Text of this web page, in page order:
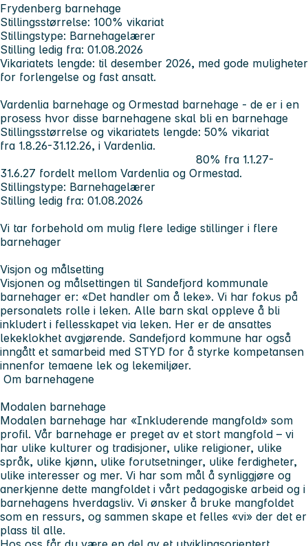
Frydenberg barnehage
Stillingsstørrelse: 100% vikariat
Stillingstype: Barnehagelærer
Stilling ledig fra: 01.08.2026
Vikariatets lengde: til desember 2026, med gode muligheter
for forlengelse og fast ansatt.
Vardenlia barnehage og Ormestad barnehage - de er i en
prosess hvor disse barnehagene skal bli en barnehage
Stillingsstørrelse og vikariatets lengde: 50% vikariat
fra 1.8.26-31.12.26, i Vardenlia.
80% fra 1.1.27-
31.6.27 fordelt mellom Vardenlia og Ormestad.
Stillingstype: Barnehagelærer
Stilling ledig fra: 01.08.2026
Vi tar forbehold om mulig flere ledige stillinger i flere
barnehager
Visjon og målsetting
Visjonen og målsettingen til Sandefjord kommunale
barnehager er: «Det handler om å leke». Vi har fokus på
personalets rolle i leken. Alle barn skal oppleve å bli
inkludert i fellesskapet via leken. Her er de ansattes
lekeklokhet avgjørende. Sandefjord kommune har også
inngått et samarbeid med STYD for å styrke kompetansen
innenfor temaene lek og lekemiljøer.
Om barnehagene
Modalen barnehage
Modalen barnehage har «Inkluderende mangfold» som
profil. Vår barnehage er preget av et stort mangfold – vi
har ulike kulturer og tradisjoner, ulike religioner, ulike
språk, ulike kjønn, ulike forutsetninger, ulike ferdigheter,
ulike interesser og mer. Vi har som mål å synliggjøre og
anerkjenne dette mangfoldet i vårt pedagogiske arbeid og i
barnehagens hverdagsliv. Vi ønsker å bruke mangfoldet
som en ressurs, og sammen skape et felles «vi» der det er
plass til alle.